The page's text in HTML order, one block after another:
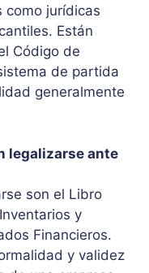
como jurídicas
Están
Código de
de partida
generalmente
legalizarse ante
son el Libro
y
Financieros.
y validez